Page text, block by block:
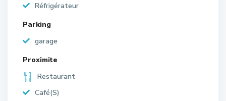
Réfrigérateur
Parking
garage
Proximite
Restaurant
Café(S)